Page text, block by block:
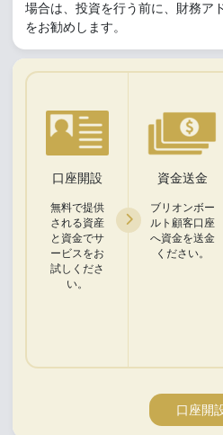
場合は、投資を行う前に、財務ア
をお勧めします。
口座開設
無料で提供
される資産
と資金でサ
ービスをお
試しくださ
い。
資金送金
ブリオンボー
ルト顧客口座
へ資金を送金
ください。
口座開